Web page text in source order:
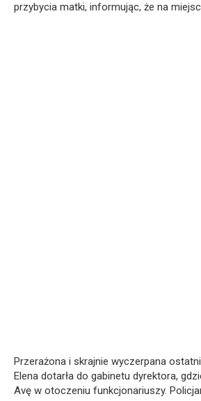
przybycia matki, informując, że na
Przerażona i skrajnie wyczerpana
Elena dotarła do gabinetu dyrektora,
Avę w otoczeniu funkcjonariuszy.